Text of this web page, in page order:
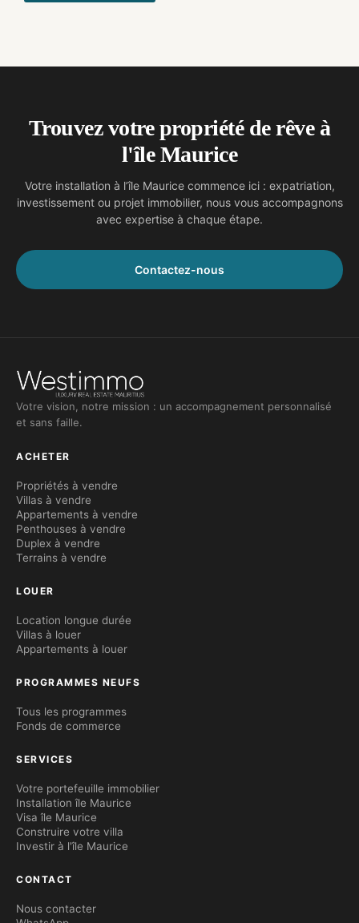
Trouvez votre propriété de rêve à
l'île Maurice
Votre installation à l’île Maurice commence ici : expatriation,
investissement ou projet immobilier, nous vous accompagnons
avec expertise à chaque étape.
Contactez-nous
Votre vision, notre mission : un accompagnement personnalisé
et sans faille.
ACHETER
Propriétés à vendre
Villas à vendre
Appartements à vendre
Penthouses à vendre
Duplex à vendre
Terrains à vendre
LOUER
Location longue durée
Villas à louer
Appartements à louer
PROGRAMMES NEUFS
Tous les programmes
Fonds de commerce
SERVICES
Votre portefeuille immobilier
Installation île Maurice
Visa île Maurice
Construire votre villa
Investir à l'île Maurice
CONTACT
Nous contacter